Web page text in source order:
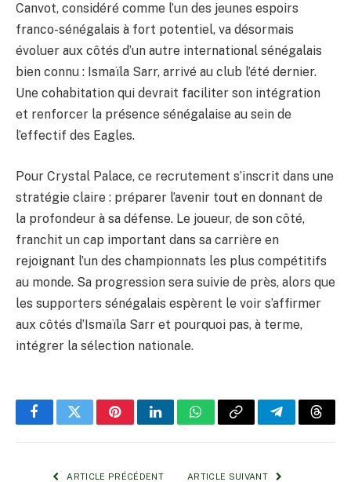
Canvot, considéré comme l’un des jeunes espoirs
franco-sénégalais à fort potentiel, va désormais
évoluer aux côtés d’un autre international sénégalais
bien connu : Ismaïla Sarr, arrivé au club l’été dernier.
Une cohabitation qui devrait faciliter son intégration
et renforcer la présence sénégalaise au sein de
l’effectif des Eagles.
Pour Crystal Palace, ce recrutement s’inscrit dans une
stratégie claire : préparer l’avenir tout en donnant de
la profondeur à sa défense. Le joueur, de son côté,
franchit un cap important dans sa carrière en
rejoignant l’un des championnats les plus compétitifs
au monde. Sa progression sera suivie de près, alors que
les supporters sénégalais espèrent le voir s’affirmer
aux côtés d’Ismaïla Sarr et pourquoi pas, à terme,
intégrer la sélection nationale.
FacebookTwitterPinterestLinkedInWhatsApp
Copy
Telegram
ARTICLE PRÉCÉDENT ARTICLE SUIVANT